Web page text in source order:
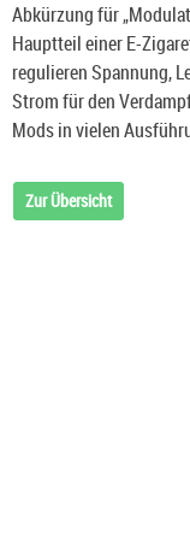
Abkürzung für
Hauptteil einer E-
regulieren Spannung,
Strom für den
Mods in vielen
Zur Übersicht